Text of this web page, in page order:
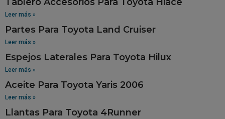
Leer más »
Partes Para Toyota Land Cruiser
Leer más »
Espejos Laterales Para Toyota Hilux
Leer más »
Aceite Para Toyota Yaris 2006
Leer más »
Llantas Para Toyota 4Runner